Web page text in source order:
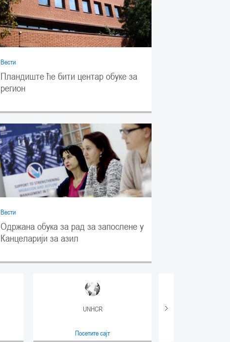
Вести
Пландиште ће бити центар обуке за
регион
Вести
Одржана обука за рад за запослене у
Канцеларији за азил
UNHCR
Посетите сајт